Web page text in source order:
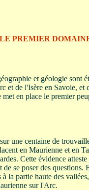
PREMIER
et géologie sont
et de l'Isère en Savoie, et
en place le premier
une centaine de
en Maurienne et en
Cette évidence
se poser des questions.
la partie haute des
sur l'Arc.